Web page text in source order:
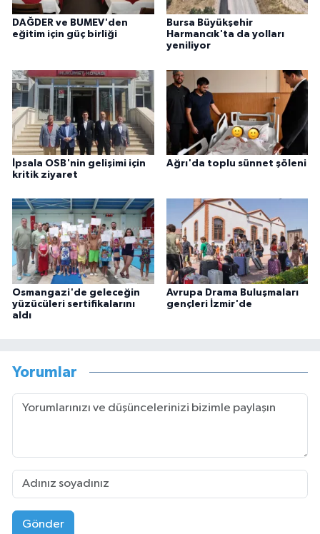
DAĞDER ve BUMEV'den
eğitim için güç birliği
Bursa Büyükşehir
Harmancık'ta da yolları
yeniliyor
İpsala OSB'nin gelişimi için
kritik ziyaret
Ağrı'da toplu sünnet şöleni
Osmangazi'de geleceğin
yüzücüleri sertifikalarını
aldı
Avrupa Drama Buluşmaları
gençleri İzmir'de
Yorumlar
Gönder